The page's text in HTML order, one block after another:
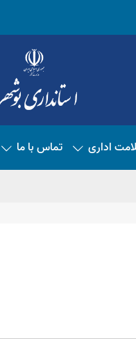
اداری تماس با ما